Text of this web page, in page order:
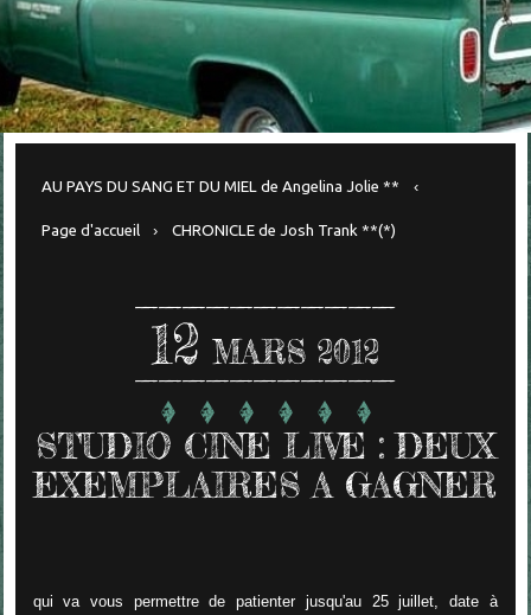
AU PAYS DU SANG ET DU MIEL de Angelina Jolie **
Page d'accueil CHRONICLE de Josh Trank **(*)
12 MARS 2012
STUDIO CINE LIVE : DEUX
EXEMPLAIRES A GAGNER
qui va vous permettre de patienter jusqu'au 25 juillet, date à